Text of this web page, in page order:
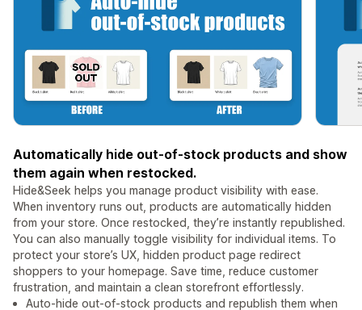
Automatically hide out-of-stock products and show
them again when restocked.
Hide&Seek helps you manage product visibility with ease.
When inventory runs out, products are automatically hidden
from your store. Once restocked, they’re instantly republished.
You can also manually toggle visibility for individual items. To
protect your store’s UX, hidden product page redirect
shoppers to your homepage. Save time, reduce customer
frustration, and maintain a clean storefront effortlessly.
Auto-hide out-of-stock products and republish them when